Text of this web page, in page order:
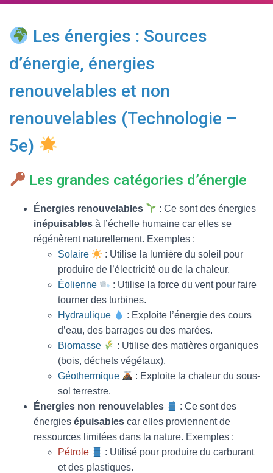
Les énergies : Sources
d’énergie, énergies
renouvelables et non
renouvelables (Technologie –
5e)
Les grandes catégories d’énergie
Énergies renouvelables
: Ce sont des énergies
inépuisables à l’échelle humaine car elles se
régénèrent naturellement. Exemples :
Solaire
: Utilise la lumière du soleil pour
produire de l’électricité ou de la chaleur.
Éolienne
: Utilise la force du vent pour faire
tourner des turbines.
Hydraulique
: Exploite l’énergie des cours
d’eau, des barrages ou des marées.
Biomasse
: Utilise des matières organiques
(bois, déchets végétaux).
Géothermique
: Exploite la chaleur du sous-
sol terrestre.
Énergies non renouvelables
: Ce sont des
énergies épuisables car elles proviennent de
ressources limitées dans la nature. Exemples :
Pétrole
: Utilisé pour produire du carburant
et des plastiques.